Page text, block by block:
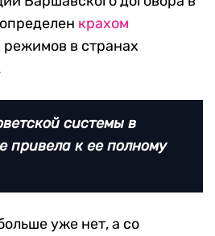
крахом
в странах
системы в
привела к ее полному
уже нет, а со